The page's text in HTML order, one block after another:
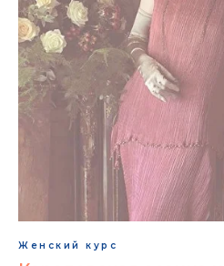
Женский курс